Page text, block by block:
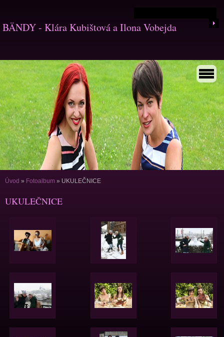
BÄNDY - Klára Kubištová a Ilona Vobejda
Úvod » Fotoalbum » UKULEČNICE
UKULEČNICE